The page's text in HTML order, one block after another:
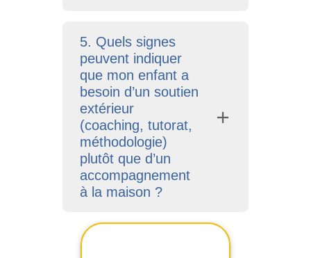
5. Quels signes
peuvent indiquer
que mon enfant a
besoin d’un soutien
extérieur
(coaching, tutorat,
méthodologie)
plutôt que d’un
accompagnement
à la maison ?